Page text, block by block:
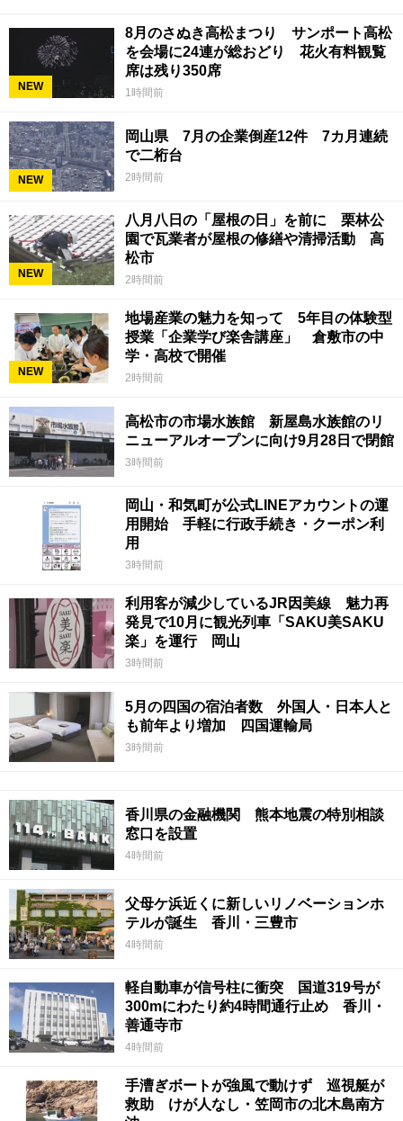
NEW
8月のさぬき高松まつり サンポート高松
を会場に24連が総おどり 花火有料観覧
席は残り350席
1時間前
NEW
岡山県 7月の企業倒産12件 7カ月連続
で二桁台
2時間前
NEW
八月八日の「屋根の日」を前に 栗林公
園で瓦業者が屋根の修繕や清掃活動 高
松市
2時間前
NEW
地場産業の魅力を知って 5年目の体験型
授業「企業学び楽舎講座」 倉敷市の中
学・高校で開催
2時間前
高松市の市場水族館 新屋島水族館のリ
ニューアルオープンに向け9月28日で閉館
3時間前
岡山・和気町が公式LINEアカウントの運
用開始 手軽に行政手続き・クーポン利
用
3時間前
利用客が減少しているJR因美線 魅力再
発見で10月に観光列車「SAKU美SAKU
楽」を運行 岡山
3時間前
5月の四国の宿泊者数 外国人・日本人と
も前年より増加 四国運輸局
3時間前
香川県の金融機関 熊本地震の特別相談
窓口を設置
4時間前
父母ケ浜近くに新しいリノベーションホ
テルが誕生 香川・三豊市
4時間前
軽自動車が信号柱に衝突 国道319号が
300mにわたり約4時間通行止め 香川・
善通寺市
4時間前
手漕ぎボートが強風で動けず 巡視艇が
救助 けが人なし・笠岡市の北木島南方